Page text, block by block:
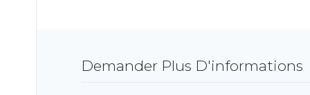
Demander Plus D'informations